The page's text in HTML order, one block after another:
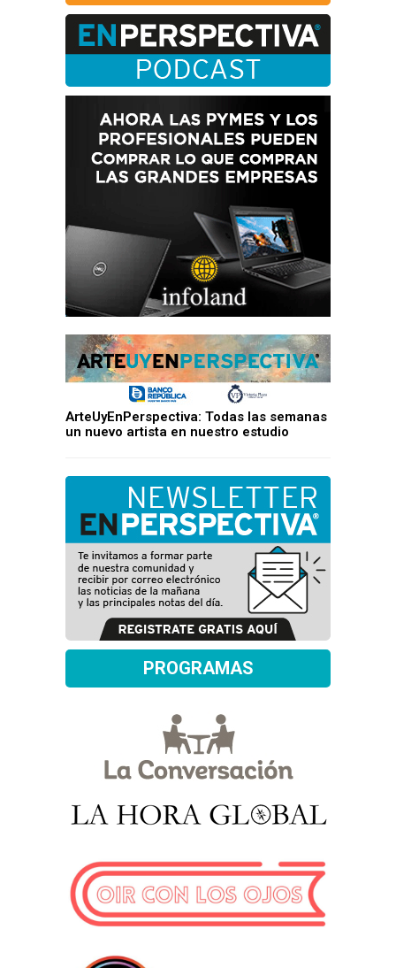
ArteUyEnPerspectiva: Todas las semanas
un nuevo artista en nuestro estudio
PROGRAMAS